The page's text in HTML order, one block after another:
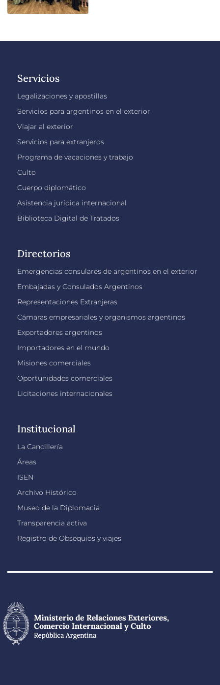
Servicios
Legalizaciones y apostillas
Servicios para argentinos en el exterior
Viajar al exterior
Servicios para extranjeros
Programa de vacaciones y trabajo
Culto
Cuerpo diplomático
Asistencia jurídica internacional
Biblioteca Digital de Tratados
Directorios
Emergencias consulares de argentinos en el exterior
Embajadas y Consulados Argentinos
Representaciones Extranjeras
Cámaras empresariales y organismos argentinos
Exportadores argentinos
Importadores en el mundo
Misiones comerciales
Oportunidades comerciales
Licitaciones internacionales
Institucional
La Cancillería
Áreas
ISEN
Archivo Histórico
Museo de la Diplomacia
Transparencia activa
Registro de Obsequios y viajes